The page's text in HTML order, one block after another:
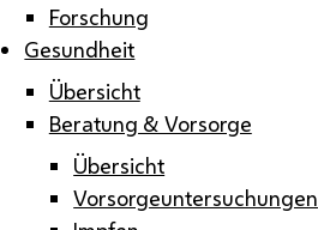
Forschung
Gesundheit
Übersicht
Beratung & Vorsorge
Übersicht
Vorsorgeuntersuchungen